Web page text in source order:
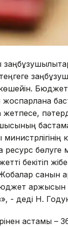
Бюджет
жетпесе,
ресурс
бекітіп
Жобалар
- деді Н.
астамы –